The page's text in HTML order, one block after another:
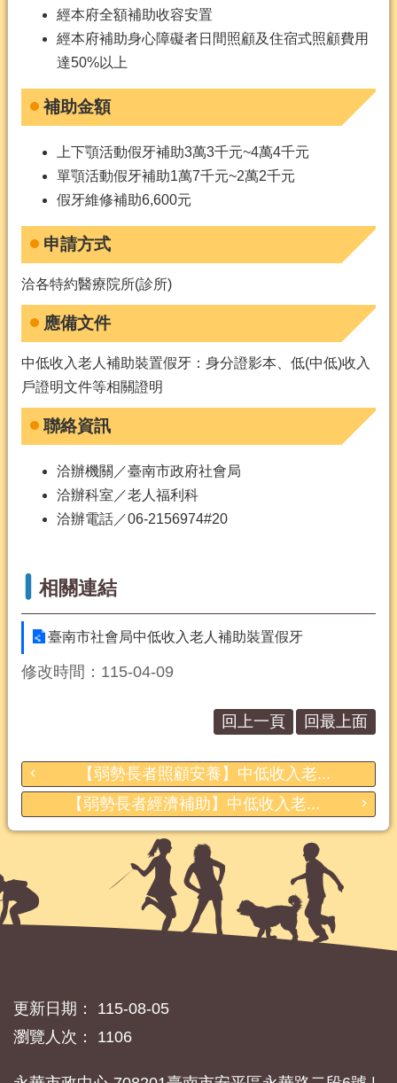
經本府全額補助收容安置
經本府補助身心障礙者日間照顧及住宿式照顧費用
達50%以上
補助金額
上下顎活動假牙補助3萬3千元~4萬4千元
單顎活動假牙補助1萬7千元~2萬2千元
假牙維修補助6,600元
申請方式
洽各特約醫療院所(診所)
應備文件
中低收入老人補助裝置假牙：身分證影本、低(中低)收入
戶證明文件等相關證明
聯絡資訊
洽辦機關／臺南市政府社會局
洽辦科室／老人福利科
洽辦電話／06-2156974#20
相關連結
臺南市社會局中低收入老人補助裝置假牙
修改時間：115-04-09
回上一頁 回最上面
【弱勢長者照顧安養】中低收入老...
【弱勢長者經濟補助】中低收入老...
更新日期：
115-08-05
瀏覽人次：
1106